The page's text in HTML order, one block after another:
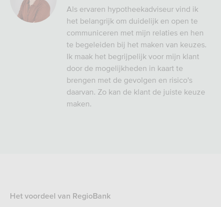
Als ervaren hypotheekadviseur vind ik
het belangrijk om duidelijk en open te
communiceren met mijn relaties en hen
te begeleiden bij het maken van keuzes.
Ik maak het begrijpelijk voor mijn klant
door de mogelijkheden in kaart te
brengen met de gevolgen en risico's
daarvan. Zo kan de klant de juiste keuze
maken.
Het voordeel van RegioBank